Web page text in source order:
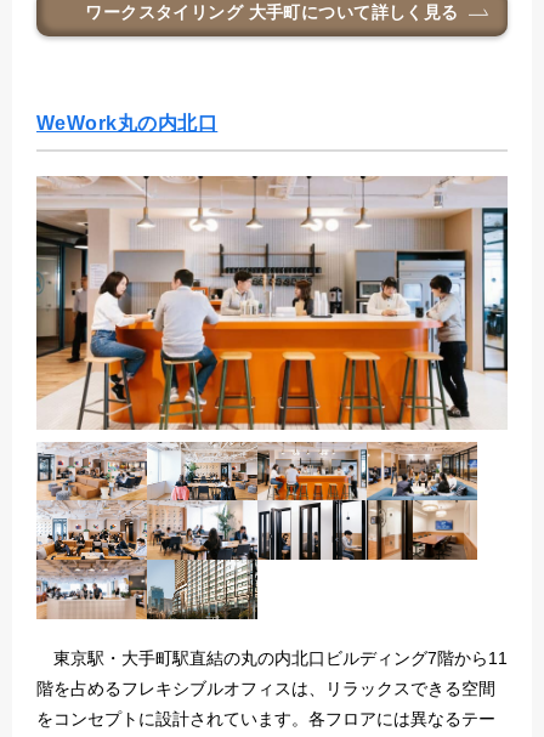
ワークスタイリング 大手町について詳しく見る
WeWork丸の内北口
東京駅・大手町駅直結の丸の内北口ビルディング7階から11
階を占めるフレキシブルオフィスは、リラックスできる空間
をコンセプトに設計されています。各フロアには異なるテー